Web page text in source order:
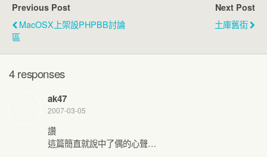
Previous Post
MacOSX上架設PHPBB討論
區
Next Post
土庫舊街
4 responses
ak47
2007-03-05
讚
這篇簡直就說中了偶的心聲…